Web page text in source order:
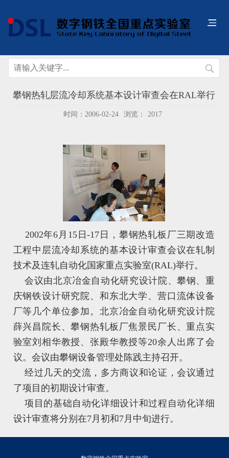
攀钢热轧层流冷却系统基本设计审查会在RAL举行
时间：2006-02-24 浏览： 2017
2002年6月15日-17日，攀钢热轧板厂三期改造
工程中层流冷却系统的基本设计审查会议在轧制
技术及连轧自动化国家重点实验室(RAL)举行。
会议由北京冶金自动化研究设计院、攀钢、重
庆钢铁设计研究院、和东北大学、营口流体设备
厂等几个单位参加。北京冶金自动化研究设计院
薛兴昌院长、攀钢热轧板厂焦景民厂长、重点实
验室刘相华教授、张殿华教授等20余人出席了会
议。会议由攀钢设备管理处陈践主持召开。
经过几天的交流，多方商议和论证，会议通过
了项目的初期设计审查。
项目的基础自动化详细设计和过程自动化详细
设计审查将分别在7月初和7月中旬进行。